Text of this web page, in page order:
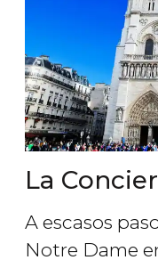
La
A escasos
Notre Dame